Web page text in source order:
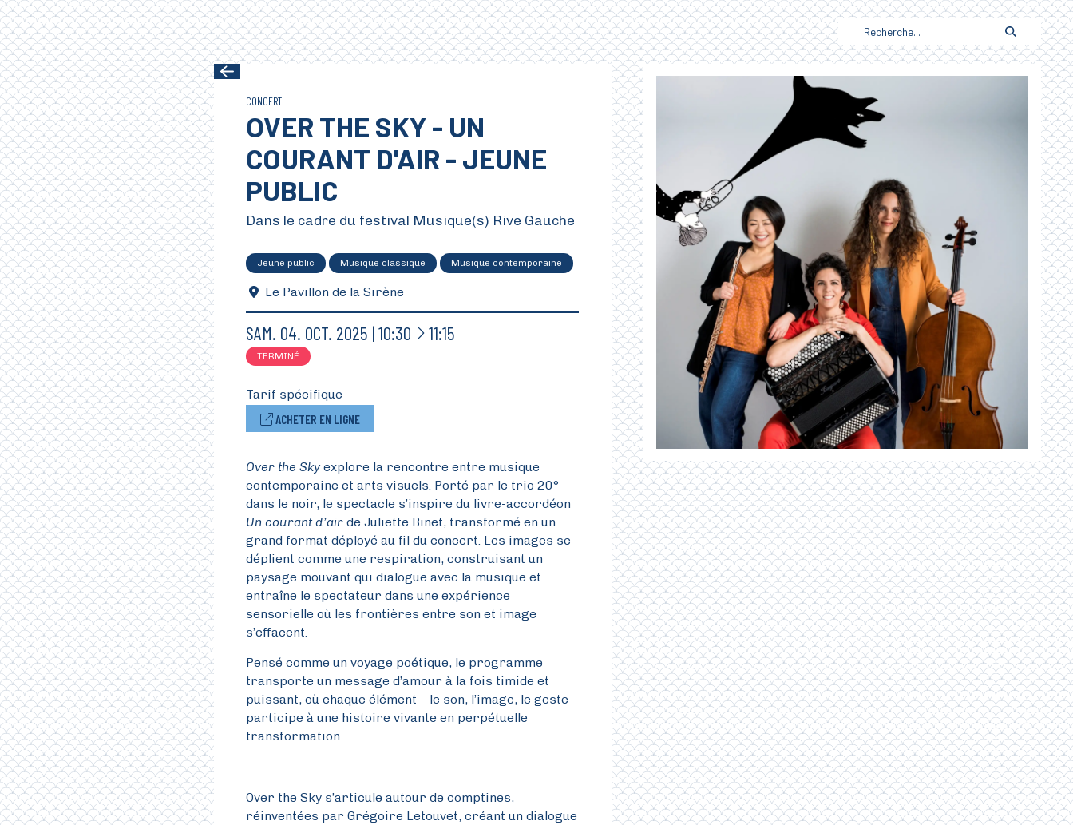
Aller au contenu principal
CONCERT
OVER THE SKY - UN
COURANT D'AIR - JEUNE
PUBLIC
Dans le cadre du festival Musique(s) Rive Gauche
Jeune public Musique classique Musique contemporaine
Le Pavillon de la Sirène
SAM. 04. OCT. 2025 10:30 À11:15
TERMINÉ
Tarif spécifique
ACHETER EN LIGNE
Over the Skyexplore la rencontre entre musique
contemporaine et arts visuels. Porté par le trio 20°
dans le noir, le spectacle s’inspire du livre-accordéon
Un courant d’air de Juliette Binet, transformé en un
grand format déployé au fil du concert. Les images se
déplient comme une respiration, construisant un
paysage mouvant qui dialogue avec la musique et
entraîne le spectateur dans une expérience
sensorielle où les frontières entre son et image
s’effacent.
Pensé comme un voyage poétique, le programme
transporte un message d’amour à la fois timide et
puissant, où chaque élément – le son, l’image, le geste –
participe à une histoire vivante en perpétuelle
transformation.
Over the Sky s’articule autour de comptines,
réinventées par Grégoire Letouvet, créant un dialogue